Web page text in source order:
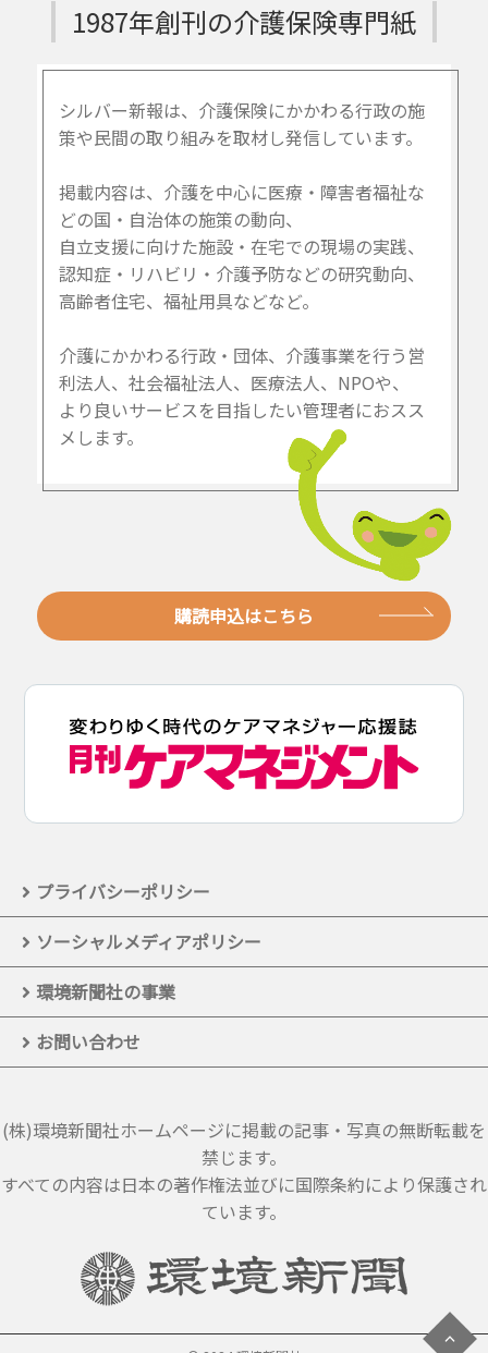
1987年創刊の介護保険専門紙
シルバー新報は、介護保険にかかわる行政の施
策や民間の取り組みを取材し発信しています。
掲載内容は、介護を中心に医療・障害者福祉な
どの国・自治体の施策の動向、
自立支援に向けた施設・在宅での現場の実践、
認知症・リハビリ・介護予防などの研究動向、
高齢者住宅、福祉用具などなど。
介護にかかわる行政・団体、介護事業を行う営
利法人、社会福祉法人、医療法人、NPOや、
より良いサービスを目指したい管理者におスス
メします。
購読申込はこちら
プライバシーポリシー
ソーシャルメディアポリシー
環境新聞社の事業
お問い合わせ
(株)環境新聞社ホームページに掲載の記事・写真の無断転載を
禁じます。
すべての内容は日本の著作権法並びに国際条約により保護され
ています。